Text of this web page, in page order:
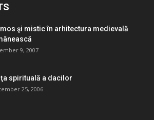
şi mistic în arhitectura medievală
9, 2007
spirituală a dacilor
25, 2006